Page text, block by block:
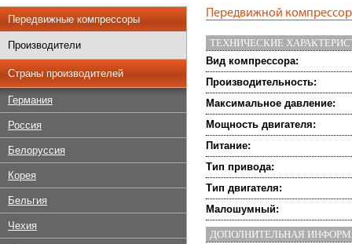
Передвижные компрессоры
Производители
Страны производителей
Германия
Россия
Белоруссия
Корея
Бельгия
Чехия
Передвижной компрессор
ТЕХНИЧЕСКИЕ
Вид компрессора:
Производительность:
Максимальное давление:
Мощность двигателя:
Питание:
Тип привода:
Тип двигателя:
Малошумный:
ДОПОЛНИТЕЛЬНАЯ